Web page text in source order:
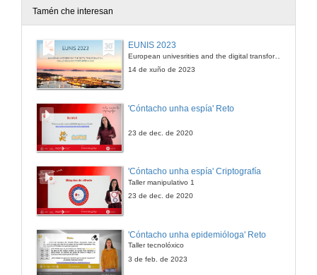
Tamén che interesan
EUNIS 2023
European univesrities and the digital transformation: challenges and opportunities ahead
14 de xuño de 2023
'Cóntacho unha espía' Reto
23 de dec. de 2020
'Cóntacho unha espía' Criptografía
Taller manipulativo 1
23 de dec. de 2020
'Cóntacho unha epidemióloga' Reto
Taller tecnolóxico
3 de feb. de 2023